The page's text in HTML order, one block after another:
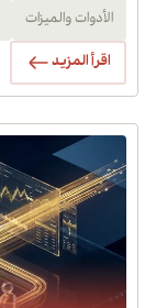
الأدوات والميزات
اقرأ المزيد